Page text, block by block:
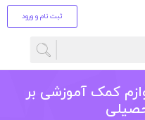
ثبت نام و ورود
کمک آموزشی بر